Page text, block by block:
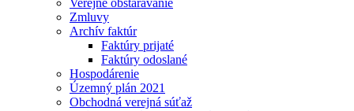
Verejné obstarávanie
Zmluvy
Archív faktúr
Faktúry prijaté
Faktúry odoslané
Hospodárenie
Územný plán 2021
Obchodná verejná súťaž